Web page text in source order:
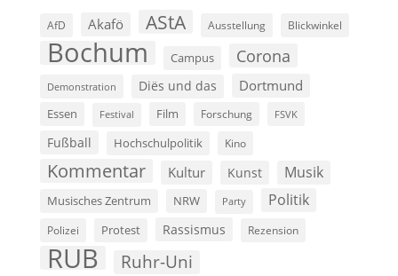
AfD Akafö AStA Ausstellung Blickwinkel
Bochum Campus Corona
Demonstration Diës und das Dortmund
Essen Festival Film Forschung FSVK
Fußball Hochschulpolitik Kino
Kommentar Kultur Kunst Musik
Musisches Zentrum NRW Party Politik
Polizei Protest Rassismus Rezension
RUB Ruhr-Uni